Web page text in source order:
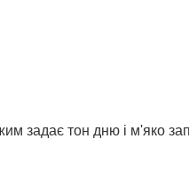
задає тон дню і м'яко